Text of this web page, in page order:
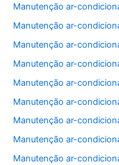
Manutenção ar-
Manutenção ar-
Manutenção ar-
Manutenção ar-
Manutenção ar-
Manutenção ar-
Manutenção ar-
Manutenção ar-
Manutenção ar-